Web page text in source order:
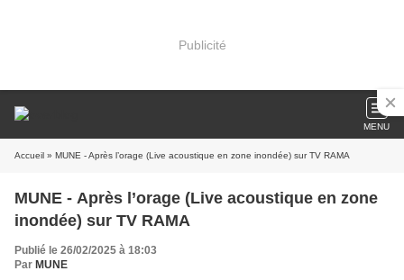
Publicité
MENU
Accueil » MUNE - Après l’orage (Live acoustique en zone inondée) sur TV RAMA
MUNE - Après l’orage (Live acoustique en zone
inondée) sur TV RAMA
Publié le 26/02/2025 à 18:03
Par MUNE